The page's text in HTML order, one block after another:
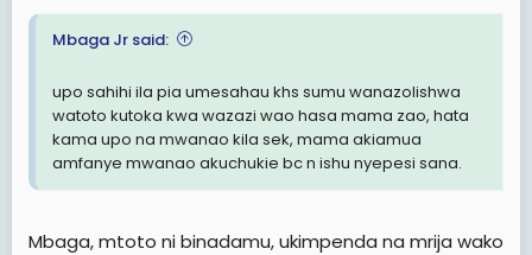
Mbaga Jr said:
upo sahihi ila pia umesahau khs sumu wanazolishwa
watoto kutoka kwa wazazi wao hasa mama zao, hata
kama upo na mwanao kila sek, mama akiamua
amfanye mwanao akuchukie bc n ishu nyepesi sana.
Mbaga, mtoto ni binadamu, ukimpenda na mrija wako